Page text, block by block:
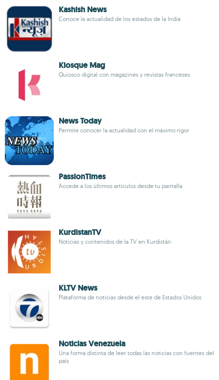
Kashish News
Conoce la actualidad de los estados de la India
Kiosque Mag
Quiosco digital con magazines y revistas franceses
News Today
Permite conocer la actualidad con el máximo rigor
PassionTimes
Accede a los últimos artículos desde tu pantalla
KurdistanTV
Noticias y contenidos de la TV en Kurdistán
KLTV News
Plataforma de noticias desde el este de Estados Unidos
Noticias Venezuela
Una forma distinta de leer todas las noticias con fuentes del
país